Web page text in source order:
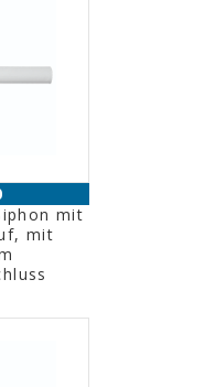
mit
mit